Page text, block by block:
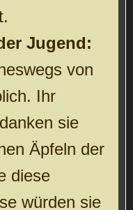
Jugend:
von
Ihr
sie
Äpfeln der
diese
würden sie